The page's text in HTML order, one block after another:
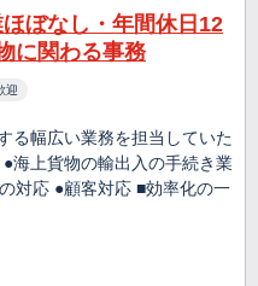
ほぼなし・年間休日12
に関わる事務
迎
る幅広い業務を担当していた
海上貨物の輸出入の手続き業
対応 ●顧客対応 ■効率化の一